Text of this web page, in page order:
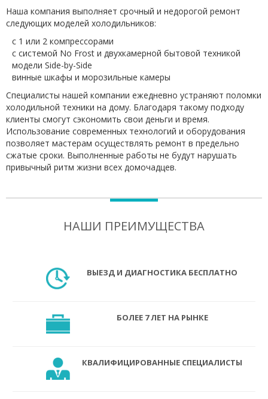
Наша компания выполняет срочный и недорогой ремонт
следующих моделей холодильников:
с 1 или 2 компрессорами
с системой No Frost и двухкамерной бытовой техникой
модели Side-by-Side
винные шкафы и морозильные камеры
Специалисты нашей компании ежедневно устраняют поломки
холодильной техники на дому. Благодаря такому подходу
клиенты смогут сэкономить свои деньги и время.
Использование современных технологий и оборудования
позволяет мастерам осуществлять ремонт в предельно
сжатые сроки. Выполненные работы не будут нарушать
привычный ритм жизни всех домочадцев.
НАШИ ПРЕИМУЩЕСТВА
ВЫЕЗД И ДИАГНОСТИКА БЕСПЛАТНО
БОЛЕЕ 7 ЛЕТ НА РЫНКЕ
КВАЛИФИЦИРОВАННЫЕ СПЕЦИАЛИСТЫ